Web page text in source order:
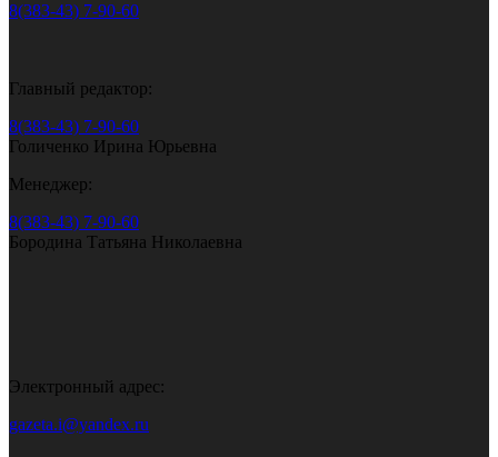
8(383-43) 7-90-60
Главный редактор:
8(383-43) 7-90-60
Голиченко Ирина Юрьевна
Менеджер:
8(383-43) 7-90-60
Бородина Татьяна Николаевна
Электронный адрес:
gazeta.i@yandex.ru